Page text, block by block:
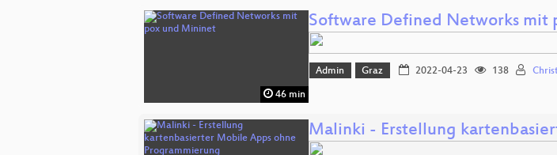
46 min
Software Defined Networks mit
Admin Graz 2022-04-23 138
Malinki - Erstellung